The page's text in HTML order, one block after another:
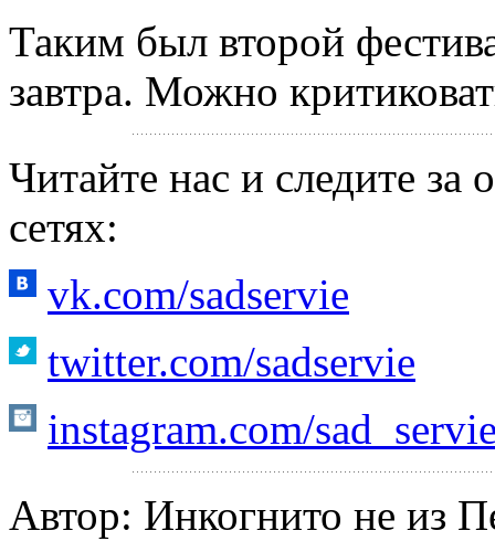
Таким был второй
завтра. Можно
Читайте нас и следите
сетях:
vk.com/sadservie
twitter.com/sadservie
instagram.com/
Автор: Инкогнито не из